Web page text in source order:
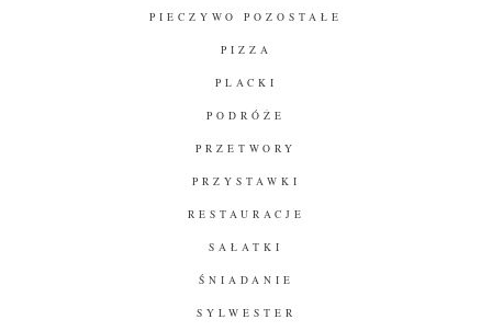
PIECZYWO POZOSTAŁE
PIZZA
PLACKI
PODRÓŻE
PRZETWORY
PRZYSTAWKI
RESTAURACJE
SAŁATKI
ŚNIADANIE
SYLWESTER